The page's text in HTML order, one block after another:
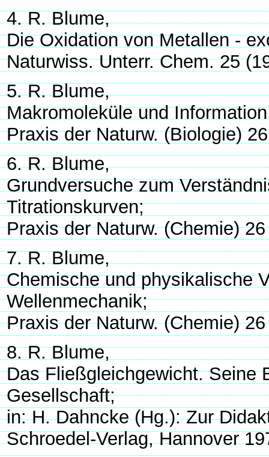
4. R. Blume,
Die Oxidation von Metallen -
Naturwiss. Unterr. Chem. 25
5. R. Blume,
Makromoleküle und
Praxis der Naturw. (Biologie)
6. R. Blume,
Grundversuche zum
Titrationskurven;
Praxis der Naturw. (Chemie)
7. R. Blume,
Chemische und physikalische
Wellenmechanik;
Praxis der Naturw. (Chemie)
8. R. Blume,
Das Fließgleichgewicht. Seine
Gesellschaft;
in: H. Dahncke (Hg.): Zur
Schroedel-Verlag, Hannover